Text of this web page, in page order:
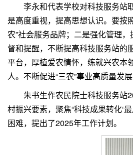
李永和代表学校对科技服务站
是高度重视，提高思想认识。要按
农”社会服务品牌；二是强化管理
督和提醒，不断提高科技服务站的
平台，厚植爱农情怀，练就兴农本
人。不断促进“三农”事业高质量发
朱书生作农民院士科技服务站
村振兴要素，聚焦“科技成果转化‘
困难，提出了2025年工作计划。